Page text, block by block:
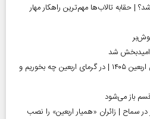
| حقابه تالاب‌ها مهم‌ترین راهکار مهار
شد
توصیه‌های تغذیه‌ای برای زائران اربعین ۱۴۰۵ | در گرمای اربعین چه بخوریم و
سماح | زائران «همیار اربعین» را نصب